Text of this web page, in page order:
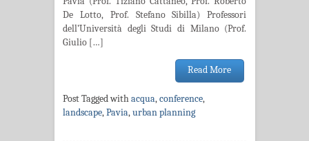
De Lotto, Prof. Stefano Sibilla) Professori
dell’Università degli Studi di Milano (Prof.
Giulio […]
Read More
Post Tagged withacqua,conference,
landscape,Pavia,urban planning